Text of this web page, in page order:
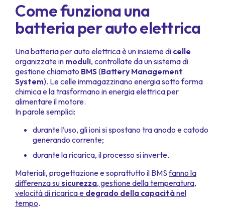
Come funziona una
batteria per auto elettrica
Una batteria per auto elettrica è un insieme di celle
organizzate in moduli, controllate da un sistema di
gestione chiamato BMS (Battery Management
System). Le celle immagazzinano energia sotto forma
chimica e la trasformano in energia elettrica per
alimentare il motore.
In parole semplici:
durante l’uso, gli ioni si spostano tra anodo e catodo
generando corrente;
durante la ricarica, il processo si inverte.
Materiali, progettazione e soprattutto il BMSfanno la
differenza susicurezza, gestione della temperatura,
velocità di ricarica e degrado della capacitànel
tempo.